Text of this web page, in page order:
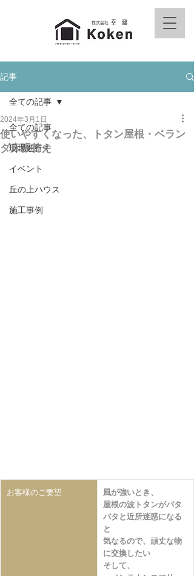
株式会社 幸 建
記事
全ての記事
現場進行中
イベント
丘の上ハウス
施工事例
全ての記事
使いやすくなった、トタン屋根・ベラン
ダ床張替え
2024年3月1日
お客様のご要望
風が強いとき、
屋根の波トタンがバタ
バタと近所迷惑になる
と
気なるので、頑丈な物
に交換したい
そして、